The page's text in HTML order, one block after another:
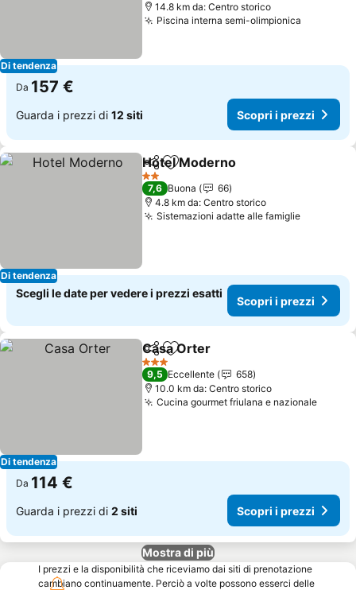
Di tendenza
14.8 km da: Centro storico
Piscina interna semi-olimpionica
Da 157 €
Guarda i prezzi di 12 siti Scopri i prezzi
Di tendenza
CondividiAggiungi ai preferiti
Hotel Moderno
2 Stelle
7,6 Buona
66
4.8 km da: Centro storico
Sistemazioni adatte alle famiglieScopri i
Scegli le date per vedere i prezzi esatti
Scopri i prezzi
Di tendenza
CondividiAggiungi ai preferiti
Casa Orter
3 Stelle
9,5 Eccellente
658
10.0 km da: Centro storico
Cucina gourmet friulana e nazionale
Da 114 €
Guarda i prezzi di 2 siti Scopri i prezzi
Mostra di più
I prezzi e la disponibilità che riceviamo dai siti di prenotazione
cambiano continuamente. Perciò a volte possono esserci delle